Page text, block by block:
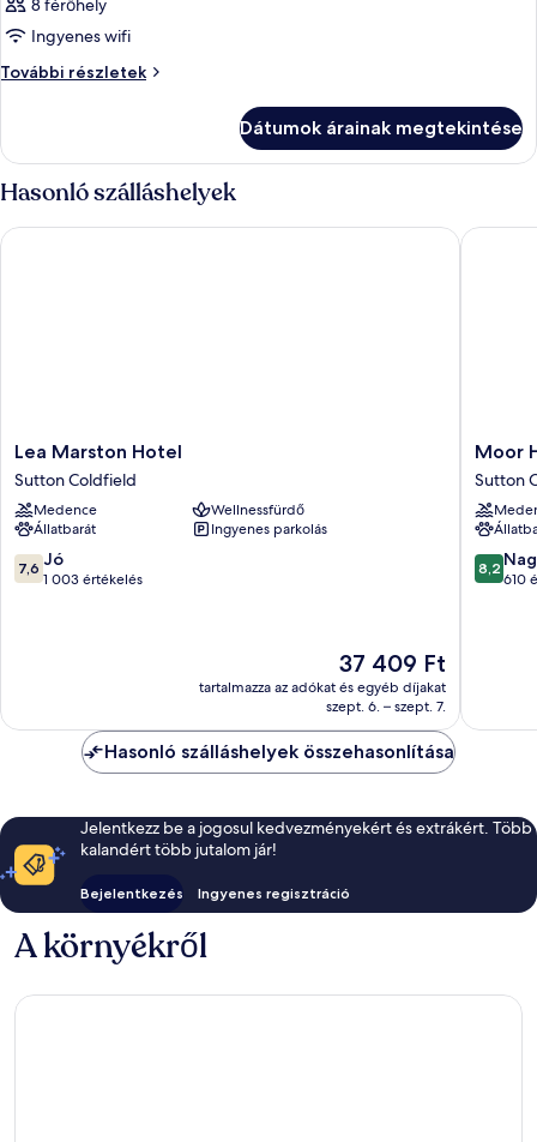
8 férőhely
Ingyenes wifi
További részletek
Szoba
Dátumok árainak megtekintése
Hasonló szálláshelyek
Lea
Marston
Hotel
Sutton
Coldfield
Lea Marston Hotel
Sutton Coldfield
Medence
Wellnessfürdő
Állatbarát
Ingyenes parkolás
7.6
ennyiből:
7,6 Jó
1 003 értékelés
Az
ár
37 409 Ft
37 409 Ft
tartalmazza az adókat és egyéb díjakat
szept. 6. – szept. 7.
Lea Marston Hotel
Moor
Hall
Hotel,
BW
Premier
Sutton
Moor
Sutton
8.2
8,2
610
Moor
Hasonló szálláshelyek összehasonlítása
Jelentkezz be a jogosul kedvezményekért és extrákért. Több
kalandért több jutalom jár!
Bejelentkezés Ingyenes regisztráció
A környékről